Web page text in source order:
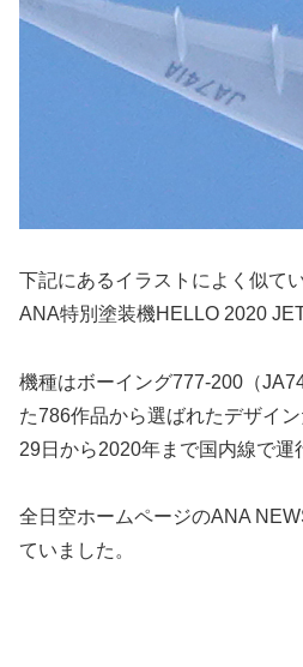
下記にあるイラストによく似て
ANA特別塗装機HELLO 2020 JET
機種はボーイング777-200（
た786作品から選ばれたデザイ
29日から2020年まで国内線で運
全日空ホームページのANA
ていました。